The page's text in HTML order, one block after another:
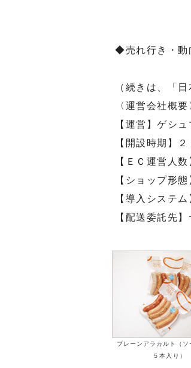
◆売れ行き・動
（続きは、「
〈運営会社概要
【運営】ゲシュ
【開設時期】
【ＥＣ運営人数
【ショップ形
【導入システ
【配送委託先
プレーンアラカルト（
５本入り）